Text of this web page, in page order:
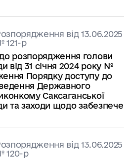
від 13.06.2025
121-р
розпорядження голови
від 31 січня 2024 року №
Порядку доступу до
Державного
Саксаганської
та заходи щодо забезпече
від 13.06.2025
120-р